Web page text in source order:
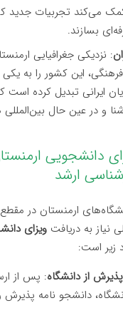
می‌کند تجربیات جدید
بسازند.
: نزدیکی جغرافیایی
این کشور را به
ایرانی تبدیل کرده
و در عین حال
دانشجویی
ارشد
ارمنستان در
نیاز به دریافتویزای
زیر است:
از دانشگاه: پس از
دانشجو نامه پذیرش